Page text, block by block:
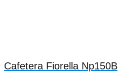
Cafetera Fiorella Np150B